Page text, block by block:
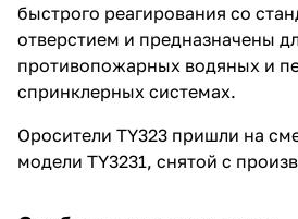
быстрого реагирования со
отверстием и предназначены
противопожарных водяных и
спринклерных системах.
Оросители TY323 пришли на
модели TY3231, снятой с